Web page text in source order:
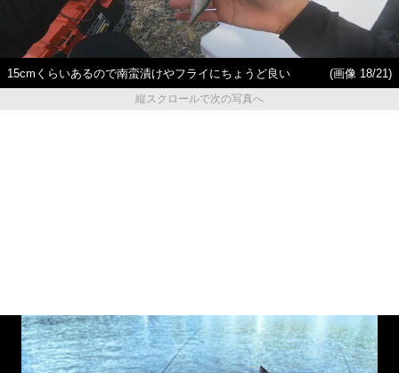
15cmくらいあるので南蛮漬けやフライにちょうど良い
(画像 18/21)
縦スクロールで次の写真へ